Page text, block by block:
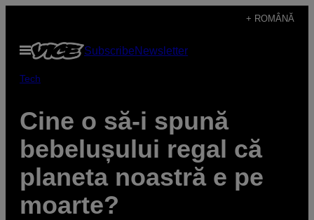
content
+ ROMÂNĂ
Open
Menu
SubscribeNewsletter
Tech
Cine o să-i spună
bebelușului regal că
planeta noastră e pe
moarte?